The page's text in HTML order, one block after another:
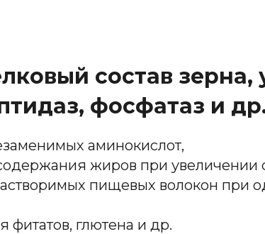
состав
фосфатаз и
аминокислот,
жиров при
пищевых волокон
глютена и др.